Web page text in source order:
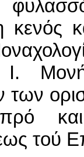
κενός
Ι.
πρό
τού